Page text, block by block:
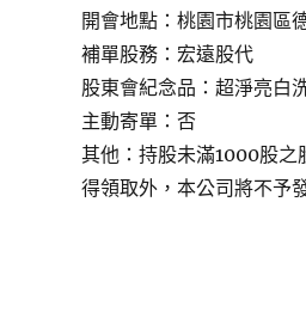
開會地點：桃園市桃園區
補單股務：宏遠股代
股東會紀念品：超淨亮白
主動寄單：否
其他：持股未滿1000股之
得領取外，本公司將不予